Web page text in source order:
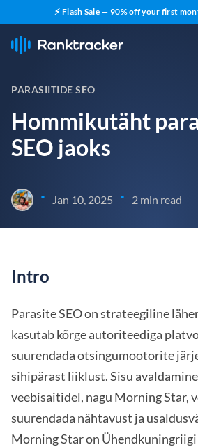
⚡ Flash Sale — 90% off your first
PARASIITIDE SEO
Hommikutäht
SEO jaoks
• Jan 10, 2025 • 2 min read
Intro
Parasite SEO on strateegiline
kasutab kõrge autoriteediga
suurendada otsingumootorite
sihipärast liiklust. Sisu
veebisaitidel, nagu Morning Star,
suurendada nähtavust ja
Morning Star on